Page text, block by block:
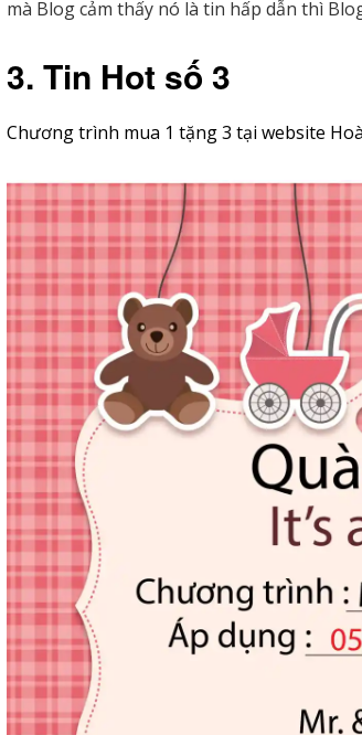
mà Blog cảm thấy nó là tin hấp dẫn thì
3. Tin Hot số 3
Chương trình mua 1 tặng 3 tại website